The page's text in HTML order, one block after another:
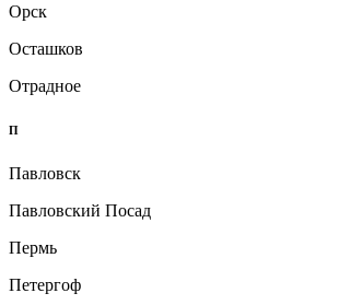
Орск
Осташков
Отрадное
П
Павловск
Павловский Посад
Пермь
Петергоф